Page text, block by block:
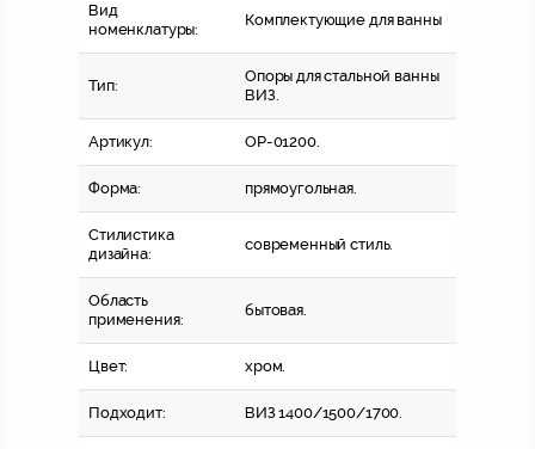
Вид
номенклатуры:
Комплектующие для ванны
Тип:
Опоры для стальной ванны
ВИЗ.
Артикул: OP-01200.
Форма: прямоугольная.
Стилистика
дизайна:
современный стиль.
Область
применения:
бытовая.
Цвет: хром.
Подходит: ВИЗ 1400/1500/1700.